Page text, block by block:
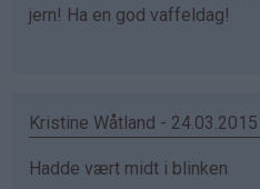
jern! Ha en god vaffeldag!
Kristine Wåtland -
Hadde vært midt i blinken